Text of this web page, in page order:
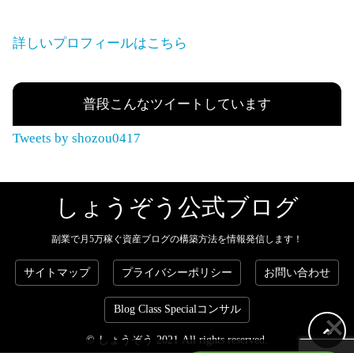
詳しいプロフィールはこちら
普段こんなツイートしています
Tweets by shozou0417
しょうぞう公式ブログ
副業で月5万稼ぐ資産ブログの構築方法を情報発信します！
サイトマップ プライバシーポリシー お問い合わせ
Blog Class Specialコンサル
© しょうぞう 2021 All rights reserved.